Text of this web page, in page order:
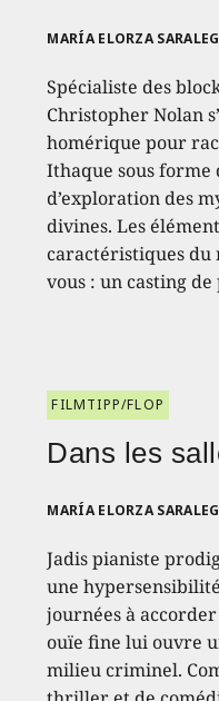
MARÍA ELORZA
Spécialiste des
Christopher Nolan
homérique pour
Ithaque sous forme
d’exploration des
divines. Les
caractéristiques du
vous : un casting
FILMTIPP/FLOP
Dans les
MARÍA ELORZA
Jadis pianiste
une
journées à
ouïe fine lui ouvre
milieu criminel.